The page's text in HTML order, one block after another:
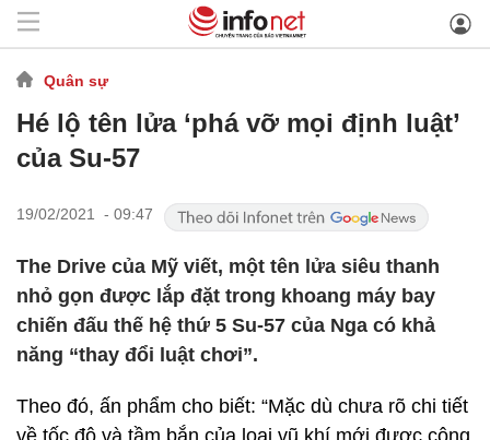
Quân sự
Hé lộ tên lửa ‘phá vỡ mọi định luật’
của Su-57
19/02/2021 - 09:47
The Drive của Mỹ viết, một tên lửa siêu thanh
nhỏ gọn được lắp đặt trong khoang máy bay
chiến đấu thế hệ thứ 5 Su-57 của Nga có khả
năng “thay đổi luật chơi”.
Theo đó, ấn phẩm cho biết: “Mặc dù chưa rõ chi tiết
về tốc độ và tầm bắn của loại vũ khí mới được công